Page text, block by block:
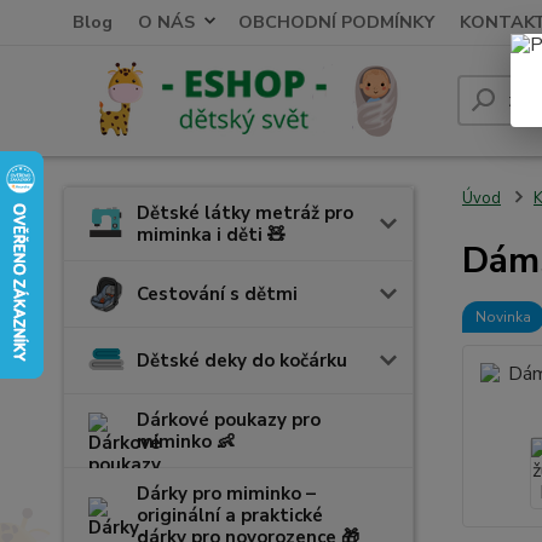
Blog O NÁS OBCHODNÍ PODMÍNKY
Dětské látky metráž pro
miminka i děti 🧸
Cestování s dětmi
Dětské deky do kočárku
Dárkové poukazy pro
miminko 👶
Dárky pro miminko –
originální a praktické
dárky pro novorozence 🎁
Úvod
Novinka